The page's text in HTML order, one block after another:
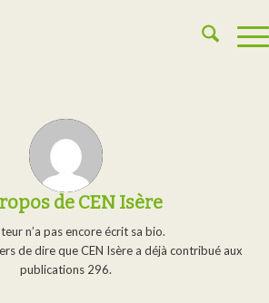
de CEN Isère
n’a pas encore écrit sa bio.
de dire queCEN Isèrea déjà contribué aux
publications 296.